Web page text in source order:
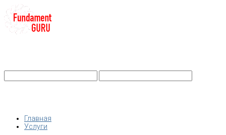
Главная
Услуги